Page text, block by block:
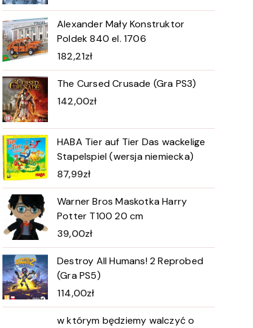
Alexander Mały Konstruktor
Poldek 840 el. 1706
182,21zł
The Cursed Crusade (Gra PS3)
142,00zł
HABA Tier auf Tier Das wackelige
Stapelspiel (wersja niemiecka)
87,99zł
Warner Bros Maskotka Harry
Potter T100 20 cm
39,00zł
Destroy All Humans! 2 Reprobed
(Gra PS5)
114,00zł
w którym będziemy walczyć o